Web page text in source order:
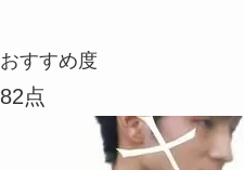
おすすめ度
82点